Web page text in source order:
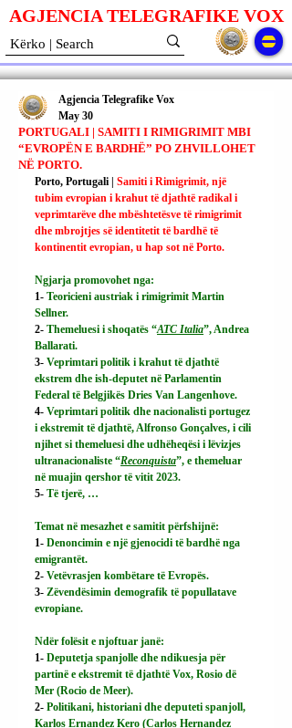
AGJENCIA TELEGRAFIKE VOX
PORTUGALI | SAMITI I RIMIGRIMIT MBI
“EVROPËN E BARDHË” PO ZHVILLOHET
NË PORTO.
Agjencia Telegrafike Vox
May 30
Porto, Portugali | Samiti i Rimigrimit, një
tubim evropian i krahut të djathtë radikal i
veprimtarëve dhe mbështetësve të rimigrimit
dhe mbrojtjes së identitetit të bardhë të
kontinentit evropian, u hap sot në Porto.
Ngjarja promovohet nga:
1- Teoricieni austriak i rimigrimit Martin
Sellner.
2- Themeluesi i shoqatës “ATC Italia”, Andrea
Ballarati.
3- Veprimtari politik i krahut të djathtë
ekstrem dhe ish-deputet në Parlamentin
Federal të Belgjikës Dries Van Langenhove.
4- Veprimtari politik dhe nacionalisti portugez
i ekstremit të djathtë, Alfronso Gonçalves, i cili
njihet si themeluesi dhe udhëheqësi i lëvizjes
ultranacionaliste “Reconquista”, e themeluar
në muajin qershor të vitit 2023.
5- Të tjerë, …
Temat në mesazhet e samitit përfshijnë:
1- Denoncimin e një gjenocidi të bardhë nga
emigrantët.
2- Vetëvrasjen kombëtare të Evropës.
3- Zëvendësimin demografik të popullatave
evropiane.
Ndër folësit e njoftuar janë:
1- Deputetja spanjolle dhe ndikuesja për
partinë e ekstremit të djathtë Vox, Rosio dë
Mer (Rocio de Meer).
2- Politikani, historiani dhe deputeti spanjoll,
Karlos Ernandez Kero (Carlos Hernandez